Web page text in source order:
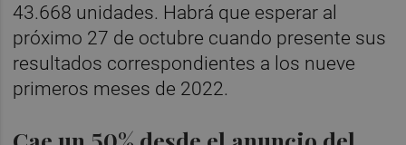
43.668 unidades. Habrá que esperar al
próximo 27 de octubre cuando presente sus
resultados correspondientes a los nueve
primeros meses de 2022.